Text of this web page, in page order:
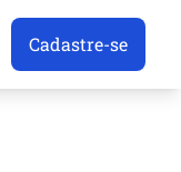
Cadastre-se